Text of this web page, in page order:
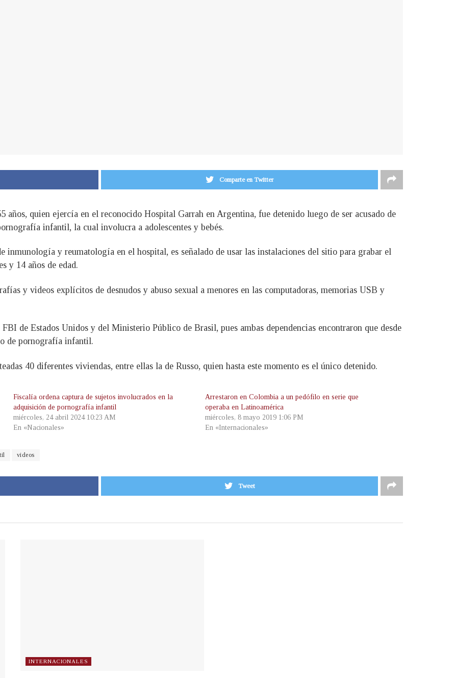
Comparte en Twitter
años, quien ejercía en el reconocido Hospital Garrah en Argentina, fue detenido luego de ser acusado de
infantil, la cual involucra a adolescentes y bebés.
inmunología y reumatología en el hospital, es señalado de usar las instalaciones del sitio para grabar el
y 14 años de edad.
y videos explícitos de desnudos y abuso sexual a menores en las computadoras, memorias USB y
de Estados Unidos y del Ministerio Público de Brasil, pues ambas dependencias encontraron que desde
de pornografía infantil.
40 diferentes viviendas, entre ellas la de Russo, quien hasta este momento es el único detenido.
Fiscalía ordena captura de sujetos involucrados en la
adquisición de pornografía infantil
miércoles, 24 abril 2024 10:23 AM
En «Nacionales»
Arrestaron en Colombia a un pedófilo en serie que
operaba en Latinoamérica
miércoles, 8 mayo 2019 1:06 PM
En «Internacionales»
videos
Tweet
INTERNACIONALES